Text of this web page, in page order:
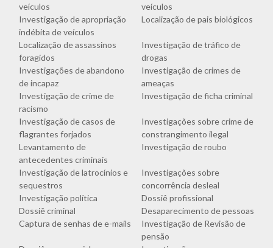
veículos
veículos
Investigação de apropriação
indébita de veículos
Localização de pais biológicos
Localização de assassinos
foragidos
Investigação de tráfico de
drogas
Investigações de abandono
de incapaz
Investigação de crimes de
ameaças
Investigação de crime de
racismo
Investigação de ficha criminal
Investigação de casos de
flagrantes forjados
Investigações sobre crime de
constrangimento ilegal
Levantamento de
antecedentes criminais
Investigação de roubo
Investigação de latrocínios e
sequestros
Investigações sobre
concorrência desleal
Investigação política
Dossiê profissional
Dossiê criminal
Desaparecimento de pessoas
Captura de senhas de e-mails
Investigação de Revisão de
pensão